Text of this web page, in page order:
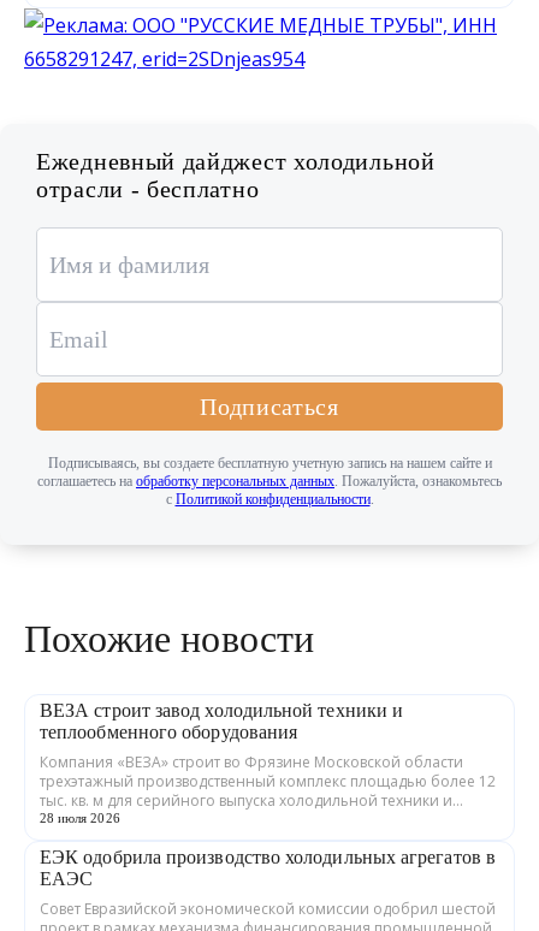
Ежедневный дайджест холодильной
отрасли - бесплатно
Подписаться
Подписываясь, вы создаете бесплатную учетную запись на нашем сайте и
соглашаетесь на обработку персональных данных. Пожалуйста, ознакомьтесь
с Политикой конфиденциальности.
Похожие новости
ВЕЗА строит завод холодильной техники и
теплообменного оборудования
Компания «ВЕЗА» строит во Фрязине Московской области
трехэтажный производственный комплекс площадью более 12
тыс. кв. м для серийного выпуска холодильной техники и
теплообменного оборудования. ...
28 июля 2026
ЕЭК одобрила производство холодильных агрегатов в
ЕАЭС
Совет Евразийской экономической комиссии одобрил шестой